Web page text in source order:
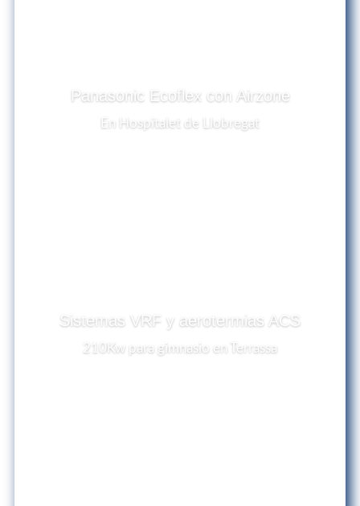
Panasonic Ecoflex con Airzone
En Hospitalet de Llobregat
Sistemas VRF y aerotermias ACS
210Kw para gimnasio en Terrassa